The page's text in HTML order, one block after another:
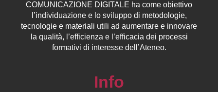
COMUNICAZIONE DIGITALE ha come obiettivo
l’individuazione e lo sviluppo di metodologie,
tecnologie e materiali utili ad aumentare e innovare
la qualità, l’efficienza e l’efficacia dei processi
formativi di interesse dell’Ateneo.
Info